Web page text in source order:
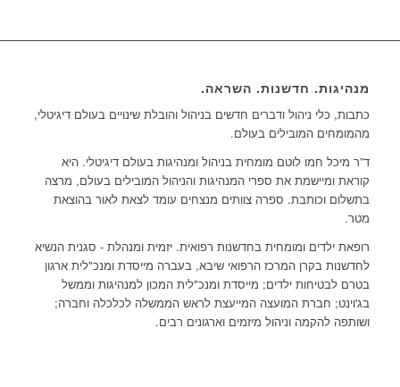
מנהיגות. חדשנות. השראה.
כתבות, כלי ניהול ודברים חדשים בניהול והובלת שינויים בעולם דיגיטלי,
מהמומחים המובילים בעולם.
ד”ר מיכל חמו לוטם מומחית בניהול ומנהיגות בעולם דיגיטלי. היא
קוראת ומיישמת את ספרי המנהיגות והניהול המובילים בעולם, מרצה
בתשלום וכותבת. ספרה צוותים מנצחים עומד לצאת לאור בהוצאת
מטר.
רופאת ילדים ומומחית בחדשנות רפואית. יזמית ומנהלת - סגנית הנשיא
לחדשנות בקרן המרכז הרפואי שיבא, בעברה מייסדת ומנכ"לית ארגון
בטרם לבטיחות ילדים; מייסדת ומנכ"לית המכון למנהיגות וממשל
בג'וינט; חברת המועצה המייעצת לראש הממשלה לכלכלה וחברה;
ושותפה להקמה וניהול מיזמים וארגונים רבים.